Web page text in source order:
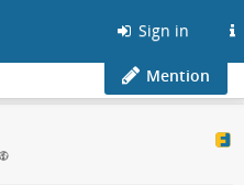
Sign in
Mention